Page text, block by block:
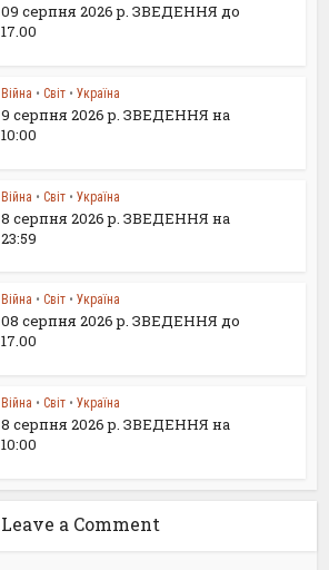
09 серпня 2026 р. ЗВЕДЕННЯ до
17.00
Війна • Світ • Україна
9 серпня 2026 р. ЗВЕДЕННЯ на
10:00
Війна • Світ • Україна
8 серпня 2026 р. ЗВЕДЕННЯ на
23:59
Війна • Світ • Україна
08 серпня 2026 р. ЗВЕДЕННЯ до
17.00
Війна • Світ • Україна
8 серпня 2026 р. ЗВЕДЕННЯ на
10:00
Leave a Comment